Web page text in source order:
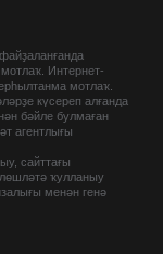
Интернет-
мотлаҡ.
күсереп алғанда
бәйле булмаған
агентлығы
сайттағы
ҡулланыу
менән генә